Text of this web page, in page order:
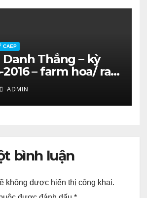
CAEP
Danh Thắng – kỳ
2016 – farm hoa/ rau
Nông Lâm HCM.
ADMIN
bình luận
không được hiển thị công khai.